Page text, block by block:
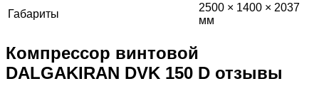
Габариты
2500 × 1400 × 2037
мм
Компрессор винтовой
DALGAKIRAN DVK 150 D отзывы